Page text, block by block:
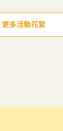
更多活動花絮